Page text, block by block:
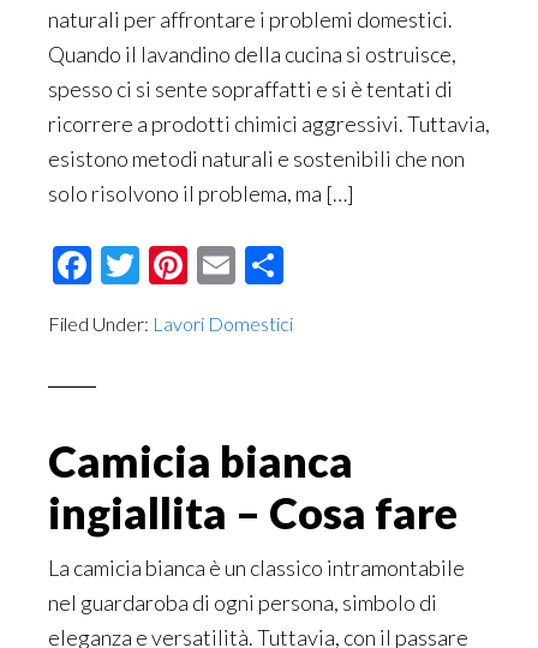
naturali per affrontare i problemi domestici.
Quando il lavandino della cucina si ostruisce,
spesso ci si sente sopraffatti e si è tentati di
ricorrere a prodotti chimici aggressivi. Tuttavia,
esistono metodi naturali e sostenibili che non
solo risolvono il problema, ma […]
Facebook
Twitter
Pinterest
Email
Filed Under: Lavori Domestici
Camicia bianca
ingiallita – Cosa fare
La camicia bianca è un classico intramontabile
nel guardaroba di ogni persona, simbolo di
eleganza e versatilità. Tuttavia, con il passare